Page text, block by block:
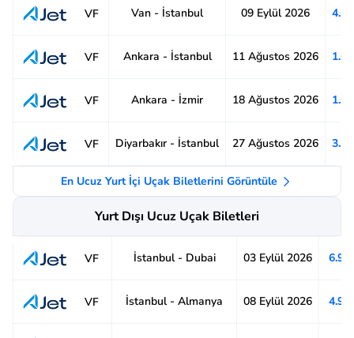
VF Van - İstanbul 09 Eylül 2026
VF Ankara - İstanbul 11 Ağustos 2026
VF Ankara - İzmir 18 Ağustos 2026
VF Diyarbakır - İstanbul 27 Ağustos 2026
En Ucuz Yurt İçi Uçak Biletlerini Görüntüle
Yurt Dışı Ucuz Uçak Biletleri
VF İstanbul - Dubai 03 Eylül 2026
VF İstanbul - Almanya 08 Eylül 2026